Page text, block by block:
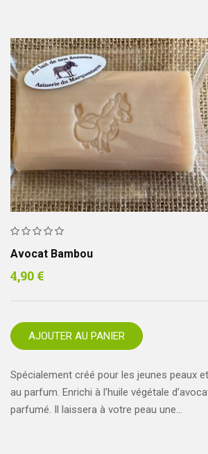
Avocat Bambou
4,90 €
AJOUTER AU PANIER
Spécialement créé pour les jeunes peaux
au parfum. Enrichi à l’huile végétale
parfumé. Il laissera à votre peau une…